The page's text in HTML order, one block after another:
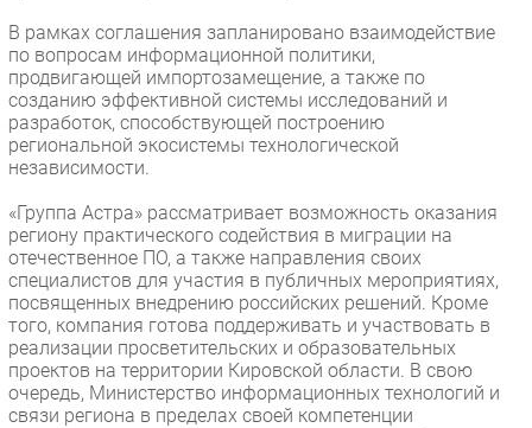
IT класс
Тестовый стенд
Каталог компаний
В рамках соглашения запланировано взаимодействие
по вопросам информационной политики,
продвигающей импортозамещение, а также по
созданию эффективной системы исследований и
разработок, способствующей построению
региональной экосистемы технологической
независимости.
«Группа Астра» рассматривает возможность оказания
региону практического содействия в миграции на
отечественное ПО, а также направления своих
специалистов для участия в публичных мероприятиях,
посвященных внедрению российских решений. Кроме
того, компания готова поддерживать и участвовать в
реализации просветительских и образовательных
проектов на территории Кировской области. В свою
очередь, Министерство информационных технологий и
связи региона в пределах своей компетенции